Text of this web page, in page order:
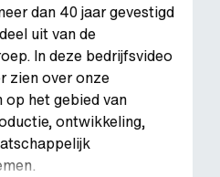
dan 40 jaar gevestigd
uit van de
In deze bedrijfsvideo
zien over onze
het gebied van
ontwikkeling,